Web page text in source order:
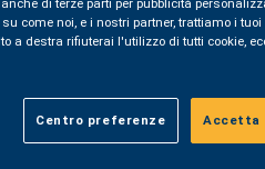
di terze parti per pubblicità
come noi, e i nostri partner, trattiamo i
a destra rifiuterai l'utilizzo di tutti cookie,
Centro preferenze Accetta